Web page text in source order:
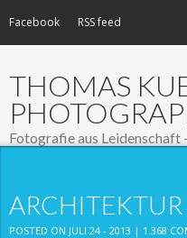
Facebook RSS feed
THOMAS
Fotografie aus Leidenschaft
POSTED ON JULI 24 - 2013 | 1.368